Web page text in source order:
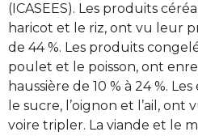
(ICASEES). Les produits
haricot et le riz, ont vu leur
de 44 %. Les produits
poulet et le poisson, ont
haussière de 10 % à 24 %.
le sucre, l’oignon et l’ail,
voire tripler. La viande et le